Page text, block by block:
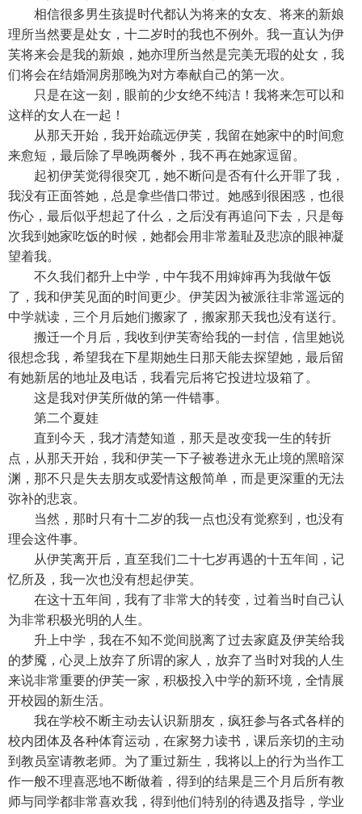
相信很多男生孩提时代都认为将来的女友、将来的新娘
理所当然要是处女，十二岁时的我也不例外。我一直认为伊
芙将来会是我的新娘，她亦理所当然是完美无瑕的处女，我
们将会在结婚洞房那晚为对方奉献自己的第一次。
只是在这一刻，眼前的少女绝不纯洁！我将来怎可以和
这样的女人在一起！
从那天开始，我开始疏远伊芙，我留在她家中的时间愈
来愈短，最后除了早晚两餐外，我不再在她家逗留。
起初伊芙觉得很突兀，她不断问是否有什么开罪了我，
我没有正面答她，总是拿些借口带过。她感到很困惑，也很
伤心，最后似乎想起了什么，之后没有再追问下去，只是每
次我到她家吃饭的时候，她都会用非常羞耻及悲凉的眼神凝
望着我。
不久我们都升上中学，中午我不用婶婶再为我做午饭
了，我和伊芙见面的时间更少。伊芙因为被派往非常遥远的
中学就读，三个月后她们搬家了，搬家那天我也没有送行。
搬迁一个月后，我收到伊芙寄给我的一封信，信里她说
很想念我，希望我在下星期她生日那天能去探望她，最后留
有她新居的地址及电话，我看完后将它投进垃圾箱了。
这是我对伊芙所做的第一件错事。
第二个夏娃
直到今天，我才清楚知道，那天是改变我一生的转折
点，从那天开始，我和伊芙一下子被卷进永无止境的黑暗深
渊，那不只是失去朋友或爱情这般简单，而是更深重的无法
弥补的悲哀。
当然，那时只有十二岁的我一点也没有觉察到，也没有
理会这件事。
从伊芙离开后，直至我们二十七岁再遇的十五年间，记
忆所及，我一次也没有想起伊芙。
在这十五年间，我有了非常大的转变，过着当时自己认
为非常积极光明的人生。
升上中学，我在不知不觉间脱离了过去家庭及伊芙给我
的梦魇，心灵上放弃了所谓的家人，放弃了当时对我的人生
来说非常重要的伊芙一家，积极投入中学的新环境，全情展
开校园的新生活。
我在学校不断主动去认识新朋友，疯狂参与各式各样的
校内团体及各种体育运动，在家努力读书，课后亲切的主动
到教员室请教老师。为了重过新生，我将以上的行为当作工
作一般不理喜恶地不断做着，得到的结果是三个月后所有教
师与同学都非常喜欢我，得到他们特别的待遇及指导，学业